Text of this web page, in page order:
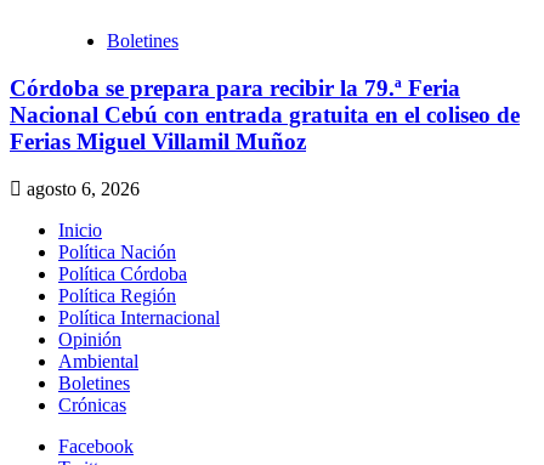
Boletines
Córdoba se prepara para recibir la 79.ª Feria
Nacional Cebú con entrada gratuita en el coliseo de
Ferias Miguel Villamil Muñoz
agosto 6, 2026
Inicio
Política Nación
Política Córdoba
Política Región
Política Internacional
Opinión
Ambiental
Boletines
Crónicas
Facebook